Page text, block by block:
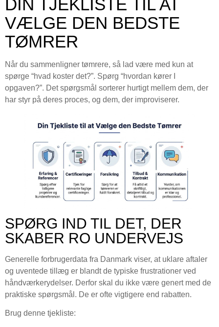
DIN TJEKLISTE TIL AT
VÆLGE DEN BEDSTE
TØMRER
Når du sammenligner tømrere, så lad være med kun at
spørge “hvad koster det?”. Spørg “hvordan kører I
opgaven?”. Det spørgsmål sorterer hurtigt mellem dem, der
har styr på deres proces, og dem, der improviserer.
SPØRG IND TIL DET, DER
SKABER RO UNDERVEJS
Generelle forbrugerdata fra Danmark viser, at uklare aftaler
og uventede tillæg er blandt de typiske frustrationer ved
håndværkerydelser. Derfor skal du ikke være genert med de
praktiske spørgsmål. De er ofte vigtigere end rabatten.
Brug denne tjekliste: